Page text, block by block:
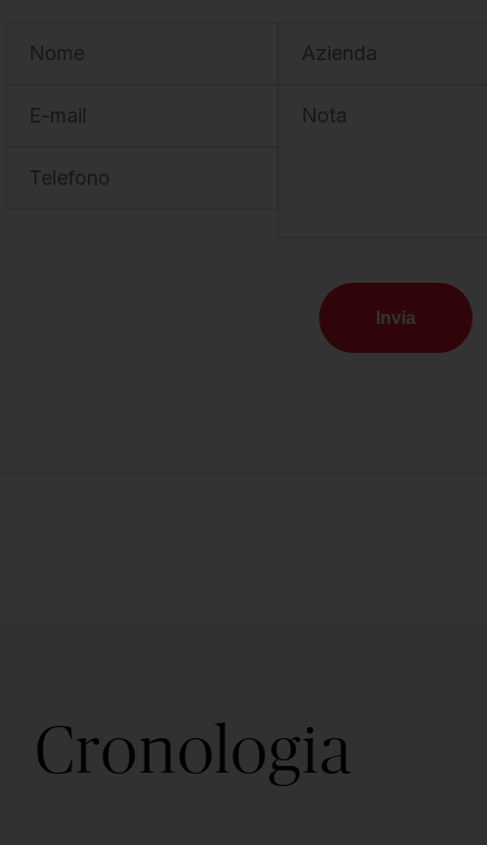
Nome
E-mail
Telefono
Azienda
Nota
Invia
Cronologia